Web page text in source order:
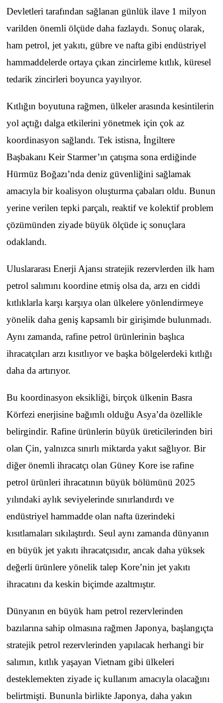
Devletleri tarafından sağlanan günlük ilave 1 milyon
varilden önemli ölçüde daha fazlaydı. Sonuç olarak,
ham petrol, jet yakıtı, gübre ve nafta gibi endüstriyel
hammaddelerde ortaya çıkan zincirleme kıtlık, küresel
tedarik zincirleri boyunca yayılıyor.
Kıtlığın boyutuna rağmen, ülkeler arasında kesintilerin
yol açtığı dalga etkilerini yönetmek için çok az
koordinasyon sağlandı. Tek istisna, İngiltere
Başbakanı Keir Starmer’ın çatışma sona erdiğinde
Hürmüz Boğazı’nda deniz güvenliğini sağlamak
amacıyla bir koalisyon oluşturma çabaları oldu. Bunun
yerine verilen tepki parçalı, reaktif ve kolektif problem
çözümünden ziyade büyük ölçüde iç sonuçlara
odaklandı.
Uluslararası Enerji Ajansı stratejik rezervlerden ilk ham
petrol salımını koordine etmiş olsa da, arzı en ciddi
kıtlıklarla karşı karşıya olan ülkelere yönlendirmeye
yönelik daha geniş kapsamlı bir girişimde bulunmadı.
Aynı zamanda, rafine petrol ürünlerinin başlıca
ihracatçıları arzı kısıtlıyor ve başka bölgelerdeki kıtlığı
daha da artırıyor.
Bu koordinasyon eksikliği, birçok ülkenin Basra
Körfezi enerjisine bağımlı olduğu Asya’da özellikle
belirgindir. Rafine ürünlerin büyük üreticilerinden biri
olan Çin, yalnızca sınırlı miktarda yakıt sağlıyor. Bir
diğer önemli ihracatçı olan Güney Kore ise rafine
petrol ürünleri ihracatının büyük bölümünü 2025
yılındaki aylık seviyelerinde sınırlandırdı ve
endüstriyel hammadde olan nafta üzerindeki
kısıtlamaları sıkılaştırdı. Seul aynı zamanda dünyanın
en büyük jet yakıtı ihracatçısıdır, ancak daha yüksek
değerli ürünlere yönelik talep Kore’nin jet yakıtı
ihracatını da keskin biçimde azaltmıştır.
Dünyanın en büyük ham petrol rezervlerinden
bazılarına sahip olmasına rağmen Japonya, başlangıçta
stratejik petrol rezervlerinden yapılacak herhangi bir
salımın, kıtlık yaşayan Vietnam gibi ülkeleri
desteklemekten ziyade iç kullanım amacıyla olacağını
belirtmişti. Bununla birlikte Japonya, daha yakın